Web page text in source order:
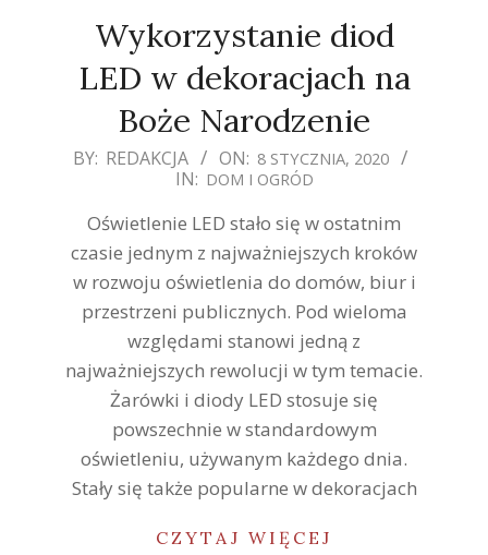
Wykorzystanie diod
LED w dekoracjach na
Boże Narodzenie
2020-
BY: REDAKCJA ON: 8 STYCZNIA, 2020
IN: DOM I OGRÓD
Oświetlenie LED stało się w ostatnim
czasie jednym z najważniejszych kroków
w rozwoju oświetlenia do domów, biur i
przestrzeni publicznych. Pod wieloma
względami stanowi jedną z
najważniejszych rewolucji w tym temacie.
Żarówki i diody LED stosuje się
powszechnie w standardowym
oświetleniu, używanym każdego dnia.
Stały się także popularne w dekoracjach
CZYTAJ WIĘCEJ